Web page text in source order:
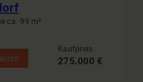
ca. 99 m²
Kaufpreis
275.000 €